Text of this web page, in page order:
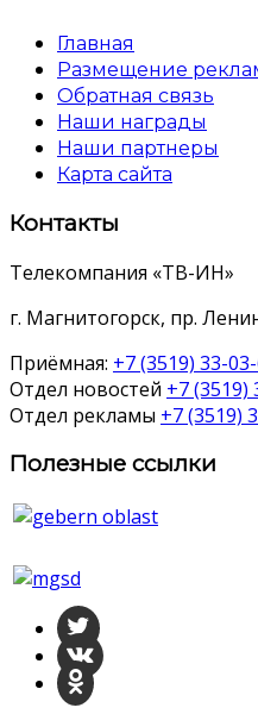
Главная
Размещение
Обратная связь
Наши награды
Наши партнеры
Карта сайта
Контакты
Телекомпания «ТВ-ИН»
г. Магнитогорск, пр.
Приёмная: +7 (3519) 33-
Отдел новостей +7 (3519)
Отдел рекламы +7 (3519)
Полезные ссылки